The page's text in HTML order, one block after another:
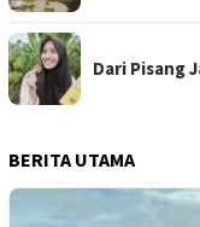
Dari Pisang
BERITA UTAMA